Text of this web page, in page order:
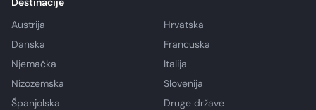
Austrija
Hrvatska
Danska
Francuska
Njemačka
Italija
Nizozemska
Slovenija
Španjolska
Druge države